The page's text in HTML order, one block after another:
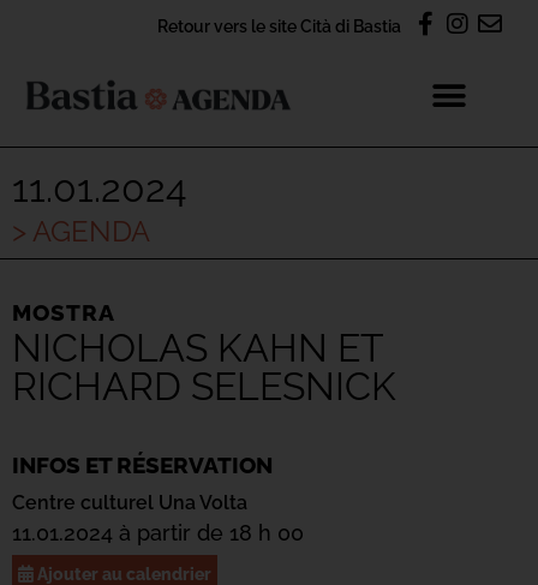
Retour vers le site Cità di Bastia
11.01.2024
> AGENDA
MOSTRA
NICHOLAS KAHN ET
RICHARD SELESNICK
INFOS ET RÉSERVATION
Centre culturel Una Volta
11.01.2024 à partir de 18 h 00
Ajouter au calendrier